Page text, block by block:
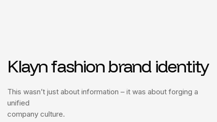
Klayn fashion brand identity
This wasn’t just about information – it was about forging a
unified
company culture.